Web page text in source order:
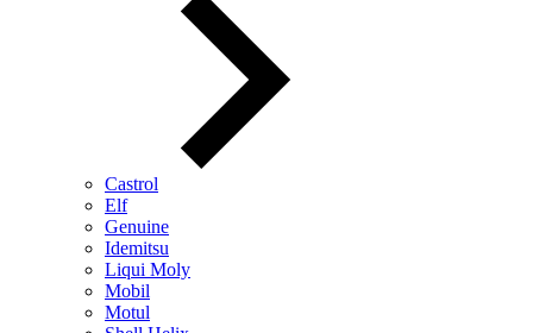
Castrol
Elf
Genuine
Idemitsu
Liqui Moly
Mobil
Motul